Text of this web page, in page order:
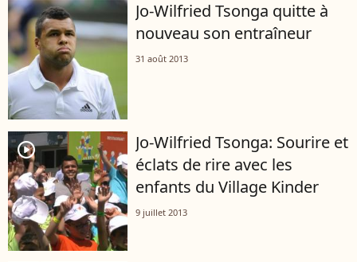
Jo-Wilfried Tsonga quitte à
nouveau son entraîneur
31 août 2013
player2
Jo-Wilfried Tsonga: Sourire et
éclats de rire avec les
enfants du Village Kinder
9 juillet 2013